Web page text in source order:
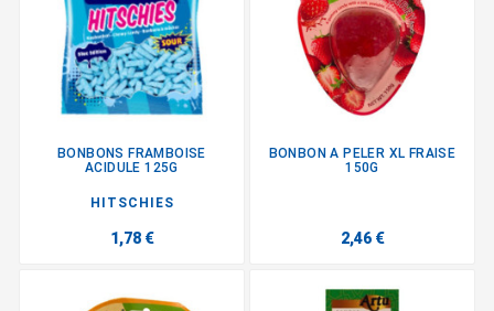
BONBONS FRAMBOISE
ACIDULE 125G
HITSCHIES
1,78 €
BONBON A PELER XL FRAISE
150G
2,46 €